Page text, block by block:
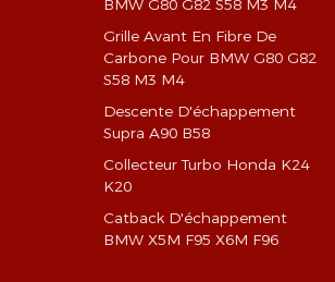
BMW G80 G82 S58 M3 M4
Grille Avant En Fibre De
Carbone Pour BMW G80 G82
S58 M3 M4
Descente D'échappement
Supra A90 B58
Collecteur Turbo Honda K24
K20
Catback D'échappement
BMW X5M F95 X6M F96